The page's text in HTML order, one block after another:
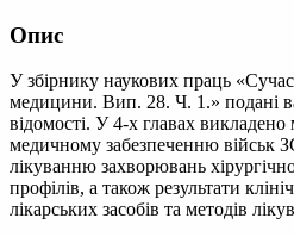
Опис
У збірнику наукових праць
медицини. Вип. 28. Ч. 1.» подані
відомості. У 4-х главах викладено
медичному забезпеченню військ
лікуванню захворювань
профілів, а також результати
лікарських засобів та методів